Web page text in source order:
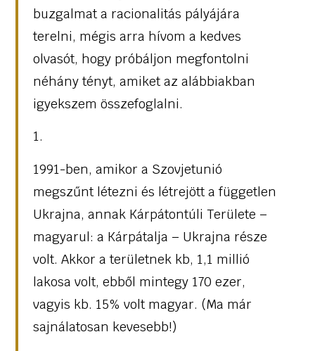
buzgalmat a racionalitás pályájára
terelni, mégis arra hívom a kedves
olvasót, hogy próbáljon megfontolni
néhány tényt, amiket az alábbiakban
igyekszem összefoglalni.
1.
1991-ben, amikor a Szovjetunió
megszűnt létezni és létrejött a független
Ukrajna, annak Kárpátontúli Területe –
magyarul: a Kárpátalja – Ukrajna része
volt. Akkor a területnek kb, 1,1 millió
lakosa volt, ebből mintegy 170 ezer,
vagyis kb. 15% volt magyar. (Ma már
sajnálatosan kevesebb!)